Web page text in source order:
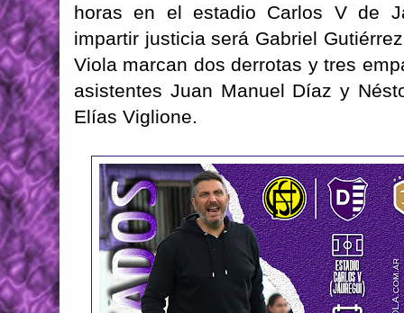
horas en el estadio Carlos V de
impartir justicia será Gabriel
Viola marcan dos derrotas y tres
asistentes Juan Manuel Díaz y
Elías Viglione.